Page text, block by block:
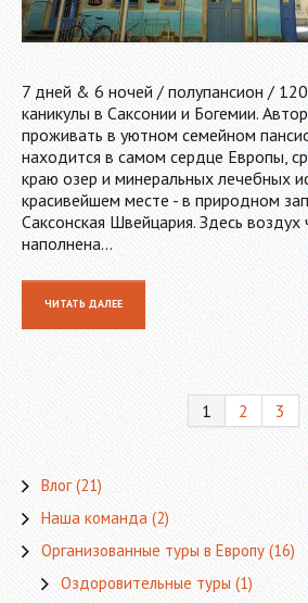
7 дней & 6 ночей / полупансион /
каникулы в Саксонии и Богемии.
проживать в уютном семейном
находится в самом сердце Европы,
краю озер и минеральных лечебных
красивейшем месте - в природном
Саксонская Швейцария. Здесь воздух
наполнена…
ЧИТАТЬ ДАЛЕЕ
1 2 3
Влог(21)
Наша команда(2)
Организованные туры в Европу(16)
Оздоровительные туры(1)